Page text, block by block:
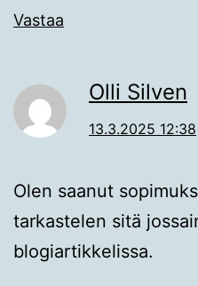
Vastaa
Olli Silven
13.3.2025 12:38
Olen saanut
tarkastelen sitä
blogiartikkelissa.